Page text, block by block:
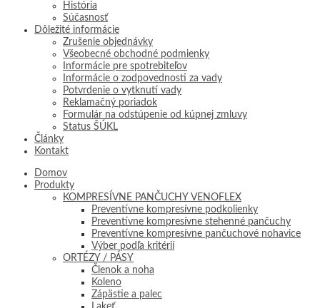
História
Súčasnosť
Dôležité informácie
Zrušenie objednávky
Všeobecné obchodné podmienky
Informácie pre spotrebiteľov
Informácie o zodpovednosti za vady
Potvrdenie o vytknutí vady
Reklamačný poriadok
Formulár na odstúpenie od kúpnej zmluvy
Status ŠÚKL
Články
Kontakt
Domov
Produkty
KOMPRESÍVNE PANČUCHY VENOFLEX
Preventívne kompresívne podkolienky
Preventívne kompresívne stehenné pančuchy
Preventívne kompresívne pančuchové nohavice
Výber podľa kritérií
ORTÉZY / PÁSY
Členok a noha
Koleno
Zápästie a palec